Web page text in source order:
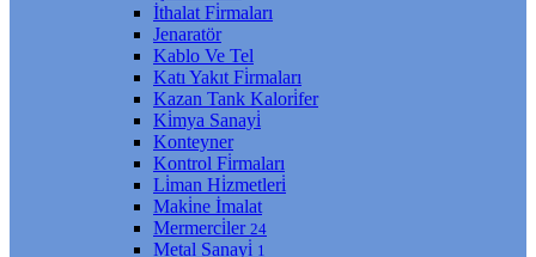
İthalat Fi̇rmaları
Jenaratör
Kablo Ve Tel
Katı Yakıt Fi̇rmaları
Kazan Tank Kalori̇fer
Ki̇mya Sanayi̇
Konteyner
Kontrol Fi̇rmaları
Li̇man Hi̇zmetleri̇
Maki̇ne İmalat
Mermerci̇ler 24
Metal Sanayi̇ 1